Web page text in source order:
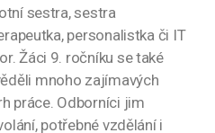
sestra, sestra
personalistka či IT
Žáci 9. ročníku se také
mnoho zajímavých
práce. Odborníci jim
potřebné vzdělání i